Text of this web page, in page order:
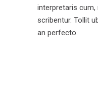
interpretaris cum,
scribentur. Tollit
an perfecto.